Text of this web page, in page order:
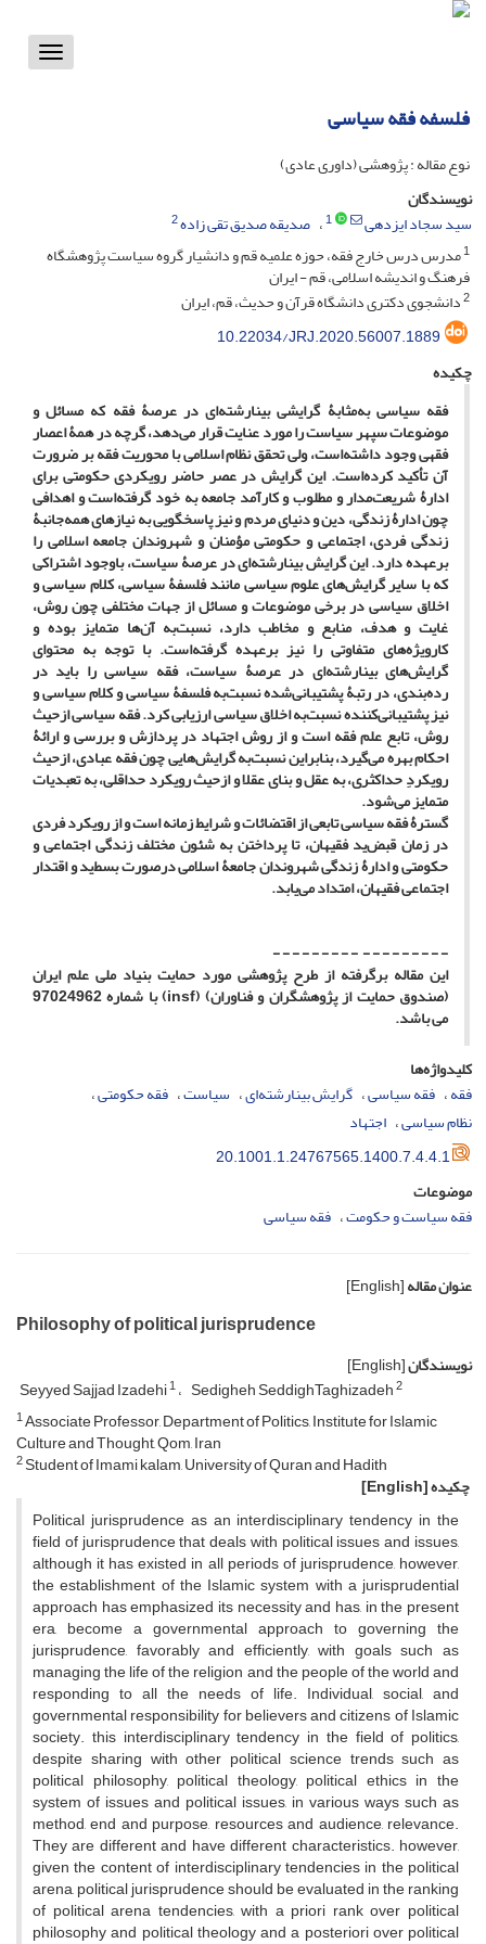
Toggle
فلسفه فقه سیاسی
نوع مقاله : پژوهشی (داوری عادی)
نویسندگان
سید سجاد ایزدهی
1 صدیقه صدیق تقی زاده2
1مدرس درس خارج فقه، حوزه علمیه قم و دانشیار گروه سیاست پژوهشگاه
فرهنگ و اندیشه اسلامی، قم - ایران
2دانشجوی دکتری دانشگاه قرآن و حدیث، قم، ایران
10.22034/JRJ.2020.56007.1889
چکیده
فقه سیاسی به‌مثابۀ گرایشی بینارشته‌ای در عرصۀ فقه که مسائل و
موضوعات سپهر سیاست را مورد عنایت قرار می‌دهد، گرچه در همۀ اعصار
فقهی وجود داشته‌است، ولی تحقق نظام اسلامی با محوریت فقه بر ضرورت
آن تأکید کرده‌است. این گرایش در عصر حاضر رویکردی حکومتی برای
ادارۀ شریعت‌مدار و مطلوب و کارآمد جامعه به خود گرفته‌است و اهدافی
چون ادارۀ زندگی، دین و دنیای مردم و نیز پاسخگویی به نیازهای همه‌جانبۀ
زندگی فردی، اجتماعی و حکومتی مؤمنان و شهروندان جامعه اسلامی را
برعهده دارد. این گرایش بینارشته‌ای در عرصۀ سیاست، باوجود اشتراکی
که با سایر گرایش‌های علوم سیاسی مانند فلسفۀ سیاسی، کلام سیاسی و
اخلاق سیاسی در برخی موضوعات و مسائل از جهات مختلفی چون روش،
غایت و هدف، منابع و مخاطب دارد، نسبت‌به آن‌ها متمایز بوده و
کارویژه‌های متفاوتی را نیز برعهده گرفته‌است. با توجه به محتوای
گرایش‌های بینارشته‌ای در عرصۀ سیاست، فقه سیاسی را باید در
رده‌بندی، در رتبۀ پشتیبانی‌شده نسبت‌به فلسفۀ سیاسی و کلام سیاسی و
نیز پشتیبانی‌کننده نسبت‌به اخلاق سیاسی ارزیابی کرد. فقه سیاسی ازحیث
روش، تابع علم فقه است و از روش اجتهاد در پردازش و بررسی و ارائۀ
احکام بهره می‌گیرد، بنابراین نسبت‌به گرایش‌هایی چون فقه عبادی، ازحیث
رویکردِ حداکثری، به عقل و بنای عقلا و ازحیث رویکرد حداقلی، به تعبدیات
متمایز می‌شود.
گسترۀ فقه سیاسی تابعی از اقتضائات و شرایط زمانه است و از رویکرد فردی
در زمان قبض‌ید فقیهان، تا پرداختن به شئون مختلف زندگی اجتماعی و
حکومتی و ادارۀ زندگی شهروندان جامعۀ اسلامی درصورت بسط‌ید و اقتدار
اجتماعی فقیهان، امتداد می‌یابد.
- - - - - - - - - - - - - - - - - -
این مقاله برگرفته از طرح پژوهشی مورد حمایت بنیاد ملی علم ایران
(صندوق حمایت از پژوهشگران و فناوران) (insf) با شماره 97024962
می ­باشد.
کلیدواژه‌ها
فقه فقه سیاسی گرایش بینارشته‌ای سیاست فقه حکومتی
نظام سیاسی اجتهاد
20.1001.1.24767565.1400.7.4.4.1
موضوعات
فقه سیاست و حکومت فقه سیاسی
عنوان مقاله[English]
Philosophy of political jurisprudence
نویسندگان[English]
Seyyed Sajjad Izadehi1 Sedigheh SeddighTaghizadeh2
1Associate Professor, Department of Politics, Institute for Islamic
Culture and Thought, Qom, Iran
2Student of Imami kalam, University of Quran and Hadith
چکیده[English]
Political jurisprudence as an interdisciplinary tendency in the
field of jurisprudence that deals with political issues and issues,
although it has existed in all periods of jurisprudence, however,
the establishment of the Islamic system with a jurisprudential
approach has emphasized its necessity and has, in the present
era, become a governmental approach to governing the
jurisprudence, favorably and efficiently, with goals such as
managing the life of the religion and the people of the world and
responding to all the needs of life. Individual, social, and
governmental responsibility for believers and citizens of Islamic
society. this interdisciplinary tendency in the field of politics,
despite sharing with other political science trends such as
political philosophy, political theology, political ethics in the
system of issues and political issues, in various ways such as
method, end and purpose, resources and audience, relevance.
They are different and have different characteristics. however,
given the content of interdisciplinary tendencies in the political
arena, political jurisprudence should be evaluated in the ranking
of political arena tendencies, with a priori rank over political
philosophy and political theology and a posteriori over political